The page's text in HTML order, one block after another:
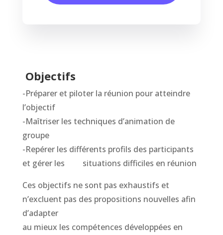
Objectifs
-Préparer et piloter la réunion pour atteindre
l’objectif
-Maîtriser les techniques d’animation de
groupe
-Repérer les différents profils des participants
et gérer les situations difficiles en réunion
Ces objectifs ne sont pas exhaustifs et
n’excluent pas des propositions nouvelles afin
d’adapter
au mieux les compétences développées en